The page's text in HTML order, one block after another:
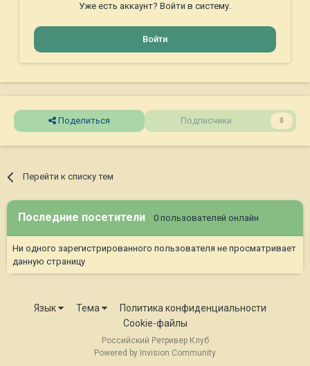
Уже есть аккаунт? Войти в систему.
Войти
Поделиться Подписчики 0
Перейти к списку тем
Последние посетители 0 пользователей онлайн
Ни одного зарегистрированного пользователя не просматривает
данную страницу
Язык Тема
Политика конфиденциальности
Cookie-файлы
Российский Ретривер Клуб
Powered by Invision Community